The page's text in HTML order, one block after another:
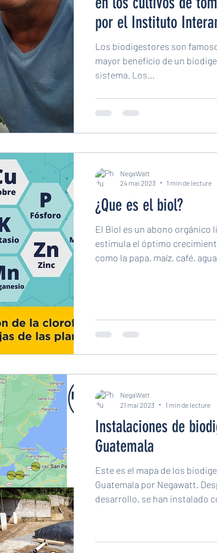
por el Instituto
Cooperación para la
Los biodigestores son
mayor beneficio de un
sistema. Los...
¿Que es el biol?
El Biol es un abono orgánico
estimula el óptimo
como la papa, maíz, café,
NegaWatt
24 mai 2023
1 min de lecture
Instalaciones de
Guatemala
Este es el mapa de los
Guatemala por Negawatt.
desarrollo, se han instalado
NegaWatt
21 mai 2023
1 min de lecture